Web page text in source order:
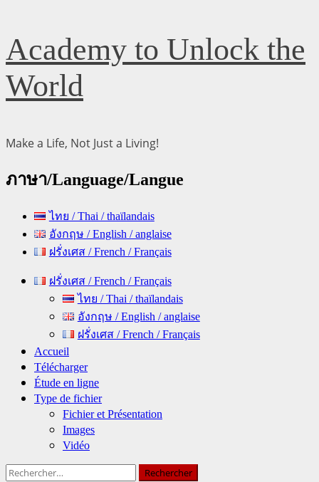
Skip
to
content
Academy to Unlock the
World
Make a Life, Not Just a Living!
ภาษา/Language/Langue
ไทย / Thai / thaïlandais
อังกฤษ / English / anglaise
ฝรั่งเศส / French / Français
Primary ฝรั่งเศส / French / Français
ไทย / Thai / thaïlandais
อังกฤษ / English / anglaise
ฝรั่งเศส / French / Français
Accueil
Télécharger
Étude en ligne
Type de fichier
Fichier et Présentation
Images
Vidéo
Rechercher :